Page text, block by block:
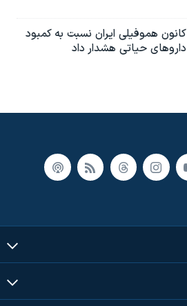
کانون هموفیلی ایران نسبت به کمبود
داروهای حیاتی هشدار داد